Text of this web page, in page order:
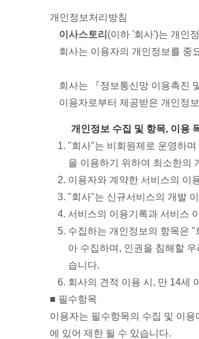
개인정보처리방침
이사스토리 (이하 '회사')는 개인
회사는 이용자의 개인정보를 중
회사는 『정보통신망 이용촉진
이용자로부터 제공받은 개인정
개인정보 수집 및 항목, 이용
"회사"는 비회원제로 운영하
을 이용하기 위하여 최소한의
이용자와 계약한 서비스의 이
"회사"는 신규서비스의 개발
서비스의 이용기록과 서비스
수집하는 개인정보의 항목은
아 수집하며, 인권을 침해할
습니다.
회사의 견적 이용 시, 만 14세
■ 필수항목
이용자는 필수항목의 수집 및 이
에 있어 제한 될 수 있습니다.